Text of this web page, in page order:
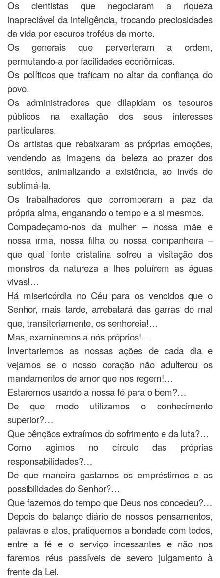
Os cientistas que negociaram a riqueza
inapreciável da inteligência, trocando preciosidades
da vida por escuros troféus da morte.
Os generais que perverteram a ordem,
permutando-a por facilidades econômicas.
Os políticos que traficam no altar da confiança do
povo.
Os administradores que dilapidam os tesouros
públicos na exaltação dos seus interesses
particulares.
Os artistas que rebaixaram as próprias emoções,
vendendo as imagens da beleza ao prazer dos
sentidos, animalizando a existência, ao invés de
sublimá-la.
Os trabalhadores que corromperam a paz da
própria alma, enganando o tempo e a si mesmos.
Compadeçamo-nos da mulher – nossa mãe e
nossa irmã, nossa filha ou nossa companheira –
que qual fonte cristalina sofreu a visitação dos
monstros da natureza a lhes poluírem as águas
vivas!…
Há misericórdia no Céu para os vencidos que o
Senhor, mais tarde, arrebatará das garras do mal
que, transitoriamente, os senhoreia!…
Mas, examinemos a nós próprios!…
Inventariemos as nossas ações de cada dia e
vejamos se o nosso coração não adulterou os
mandamentos de amor que nos regem!…
Estaremos usando a nossa fé para o bem?…
De que modo utilizamos o conhecimento
superior?…
Que bênçãos extraímos do sofrimento e da luta?…
Como agimos no círculo das próprias
responsabilidades?…
De que maneira gastamos os empréstimos e as
possibilidades do Senhor?…
Que fazemos do tempo que Deus nos concedeu?…
Depois do balanço diário de nossos pensamentos,
palavras e atos, pratiquemos a bondade com todos,
entre a fé e o serviço incessantes e não nos
faremos réus passíveis de severo julgamento à
frente da Lei.